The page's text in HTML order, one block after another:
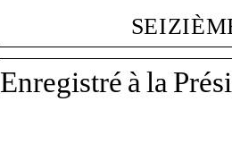
Enregistré à la